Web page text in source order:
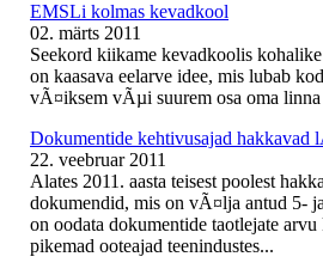
EMSLi kolmas kevadkool
02. märts 2011
Seekord kiikame kevadkoolis
on kaasava eelarve idee, mis lubab
vÃ¤iksem vÃµi suurem osa oma
Dokumentide kehtivusajad hakkavad
22. veebruar 2011
Alates 2011. aasta teisest poolest
dokumendid, mis on vÃ¤lja antud 5-
on oodata dokumentide taotlejate
pikemad ooteajad teenindustes...